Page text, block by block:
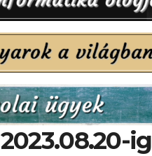
2023.08.20-ig